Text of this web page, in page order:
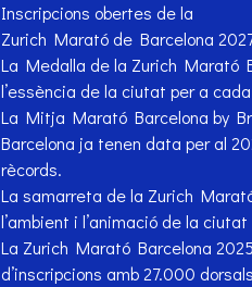
Inscripcions obertes de la
Zurich Marató de Barcelona
La Medalla de la Zurich Marató
l’essència de la ciutat per a
La Mitja Marató Barcelona by
Barcelona ja tenen data per al
rècords.
La samarreta de la Zurich
l’ambient i l’animació de la
La Zurich Marató Barcelona
d’inscripcions amb 27.000